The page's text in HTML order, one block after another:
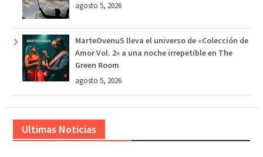
agosto 5, 2026
MarteOvenuS lleva el universo de «Colección de
Amor Vol. 2» a una noche irrepetible en The
Green Room
agosto 5, 2026
Ultimas Noticias